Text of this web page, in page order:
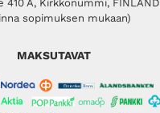
410 A, Kirkkonummi, FINLAND
sopimuksen mukaan)
MAKSUTAVAT